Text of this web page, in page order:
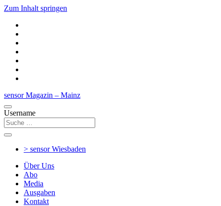
Zum Inhalt springen
sensor Magazin – Mainz
Username
> sensorWiesbaden
Über Uns
Abo
Media
Ausgaben
Kontakt